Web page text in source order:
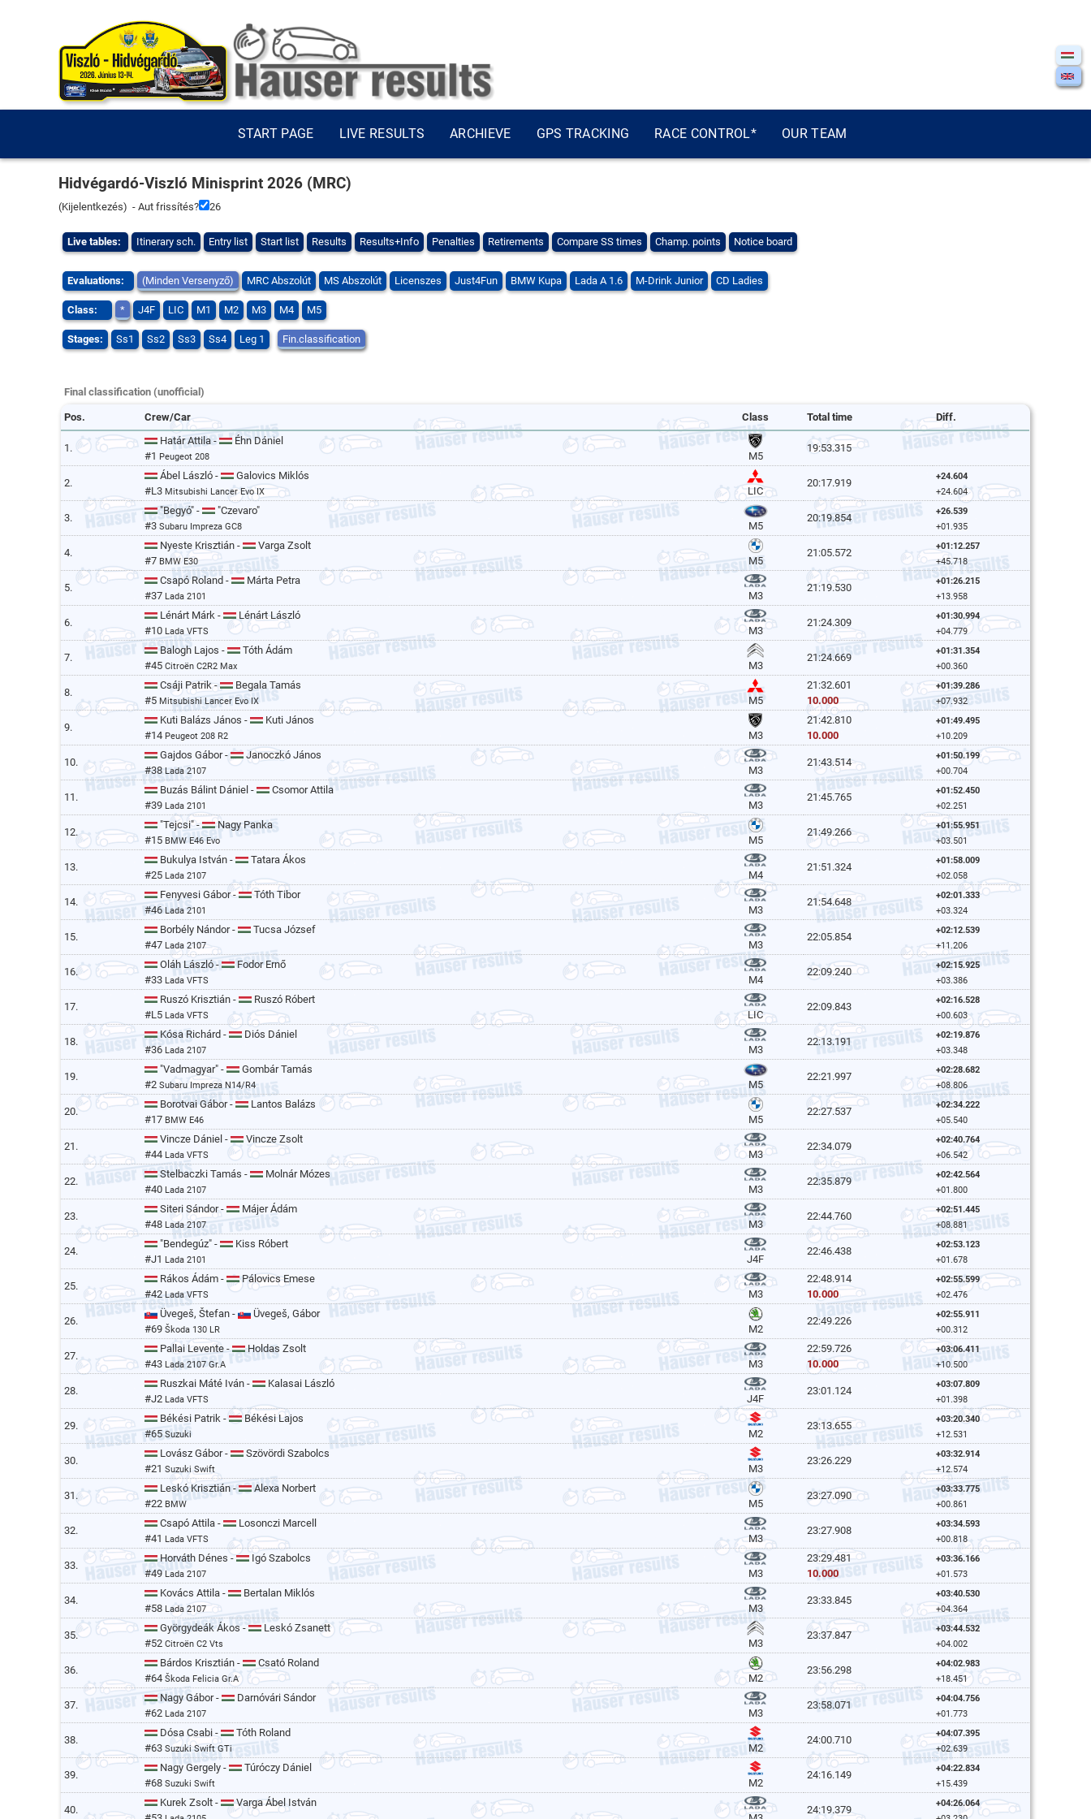
START PAGE LIVE RESULTS ARCHIEVE GPS TRACKING RACE CONTROL* OUR TEAM
Hidvégardó-Viszló Minisprint 2026 (MRC)
(Kijelentkezés) - Aut frissítés? 25
Live tables: Itinerary sch. Entry list Start list Results Results+Info Penalties Retirements Compare SS times Champ. points Notice board
Evaluations: (Minden Versenyző) MRC Abszolút MS Abszolút Licenszes Just4Fun BMW Kupa Lada A 1.6 M-Drink Junior CD Ladies
Class: * J4F LIC M1 M2 M3 M4 M5
Stages: Ss1 Ss2 Ss3 Ss4 Leg 1 Fin.classification
Final classification (unofficial)
Pos. Crew/Car Class Total time Diff.
1.
Határ Attila -
Éhn Dániel
#1 Peugeot 208 M5
19:53.315
2.
Ábel László -
Galovics Miklós
#L3 Mitsubishi Lancer Evo IX LIC
20:17.919
+24.604
+24.604
3.
"Begyó" -
"Czevaro"
#3 Subaru Impreza GC8 M5
20:19.854
+26.539
+01.935
4.
Nyeste Krisztián -
Varga Zsolt
#7 BMW E30 M5
21:05.572
+01:12.257
+45.718
5.
Csapó Roland -
Márta Petra
#37 Lada 2101 M3
21:19.530
+01:26.215
+13.958
6.
Lénárt Márk -
Lénárt László
#10 Lada VFTS M3
21:24.309
+01:30.994
+04.779
7.
Balogh Lajos -
Tóth Ádám
#45 Citroën C2R2 Max M3
21:24.669
+01:31.354
+00.360
8.
Csáji Patrik -
Begala Tamás
#5 Mitsubishi Lancer Evo IX M5
21:32.601
10.000
+01:39.286
+07.932
9.
Kuti Balázs János -
Kuti János
#14 Peugeot 208 R2 M3
21:42.810
10.000
+01:49.495
+10.209
10.
Gajdos Gábor -
Janoczkó János
#38 Lada 2107 M3
21:43.514
+01:50.199
+00.704
11.
Buzás Bálint Dániel -
Csomor Attila
#39 Lada 2101 M3
21:45.765
+01:52.450
+02.251
12.
"Tejcsi" -
Nagy Panka
#15 BMW E46 Evo M5
21:49.266
+01:55.951
+03.501
13.
Bukulya István -
Tatara Ákos
#25 Lada 2107 M4
21:51.324
+01:58.009
+02.058
14.
Fenyvesi Gábor -
Tóth Tibor
#46 Lada 2101 M3
21:54.648
+02:01.333
+03.324
15.
Borbély Nándor -
Tucsa József
#47 Lada 2107 M3
22:05.854
+02:12.539
+11.206
16.
Oláh László -
Fodor Ernő
#33 Lada VFTS M4
22:09.240
+02:15.925
+03.386
17.
Ruszó Krisztián -
Ruszó Róbert
#L5 Lada VFTS LIC
22:09.843
+02:16.528
+00.603
18.
Kósa Richárd -
Diós Dániel
#36 Lada 2107 M3
22:13.191
+02:19.876
+03.348
19.
"Vadmagyar" -
Gombár Tamás
#2 Subaru Impreza N14/R4 M5
22:21.997
+02:28.682
+08.806
20.
Borotvai Gábor -
Lantos Balázs
#17 BMW E46 M5
22:27.537
+02:34.222
+05.540
21.
Vincze Dániel -
Vincze Zsolt
#44 Lada VFTS M3
22:34.079
+02:40.764
+06.542
22.
Stelbaczki Tamás -
Molnár Mózes
#40 Lada 2107 M3
22:35.879
+02:42.564
+01.800
23.
Siteri Sándor -
Májer Ádám
#48 Lada 2107 M3
22:44.760
+02:51.445
+08.881
24.
"Bendegúz" -
Kiss Róbert
#J1 Lada 2101 J4F
22:46.438
+02:53.123
+01.678
25.
Rákos Ádám -
Pálovics Emese
#42 Lada VFTS M3
22:48.914
10.000
+02:55.599
+02.476
26.
Üvegeš, Štefan -
Üvegeš, Gábor
#69 Škoda 130 LR M2
22:49.226
+02:55.911
+00.312
27.
Pallai Levente -
Holdas Zsolt
#43 Lada 2107 Gr.A M3
22:59.726
10.000
+03:06.411
+10.500
28.
Ruszkai Máté Iván -
Kalasai László
#J2 Lada VFTS J4F
23:01.124
+03:07.809
+01.398
29.
Békési Patrik -
Békési Lajos
#65 Suzuki M2
23:13.655
+03:20.340
+12.531
30.
Lovász Gábor -
Szövördi Szabolcs
#21 Suzuki Swift M3
23:26.229
+03:32.914
+12.574
31.
Leskó Krisztián -
Alexa Norbert
#22 BMW M5
23:27.090
+03:33.775
+00.861
32.
Csapó Attila -
Losonczi Marcell
#41 Lada VFTS M3
23:27.908
+03:34.593
+00.818
33.
Horváth Dénes -
Igó Szabolcs
#49 Lada 2107 M3
23:29.481
10.000
+03:36.166
+01.573
34.
Kovács Attila -
Bertalan Miklós
#58 Lada 2107 M3
23:33.845
+03:40.530
+04.364
35.
Györgydeák Ákos -
Leskó Zsanett
#52 Citroën C2 Vts M3
23:37.847
+03:44.532
+04.002
36.
Bárdos Krisztián -
Csató Roland
#64 Škoda Felicia Gr.A M2
23:56.298
+04:02.983
+18.451
37.
Nagy Gábor -
Darnóvári Sándor
#62 Lada 2107 M3
23:58.071
+04:04.756
+01.773
38.
Dósa Csabi -
Tóth Roland
#63 Suzuki Swift GTi M2
24:00.710
+04:07.395
+02.639
39.
Nagy Gergely -
Túróczy Dániel
#68 Suzuki Swift M2
24:16.149
+04:22.834
+15.439
40.
Kurek Zsolt -
Varga Ábel István
24:19.379
+04:26.064